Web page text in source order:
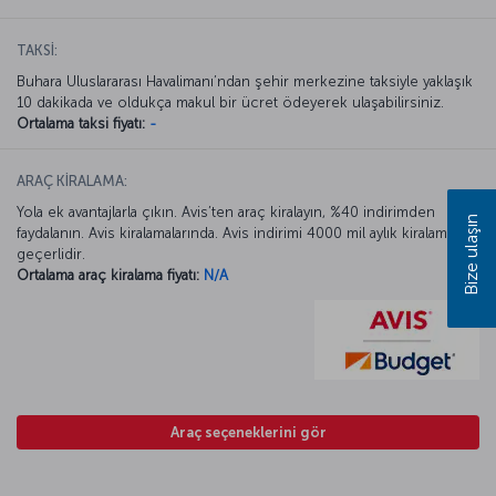
TAKSİ:
Buhara Uluslararası Havalimanı’ndan şehir merkezine taksiyle yaklaşık
10 dakikada ve oldukça makul bir ücret ödeyerek ulaşabilirsiniz.
Ortalama taksi fiyatı: -
ARAÇ KİRALAMA:
Yola ek avantajlarla çıkın. Avis’ten araç kiralayın, %40 indirimden
faydalanın. Avis kiralamalarında. Avis indirimi 4000 mil aylık kiralamada
geçerlidir.
Ortalama araç kiralama fiyatı: N/A
Araç seçeneklerini gör
Bize ulaşın